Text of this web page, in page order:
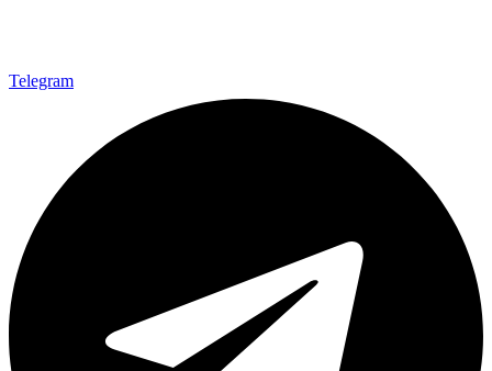
Telegram